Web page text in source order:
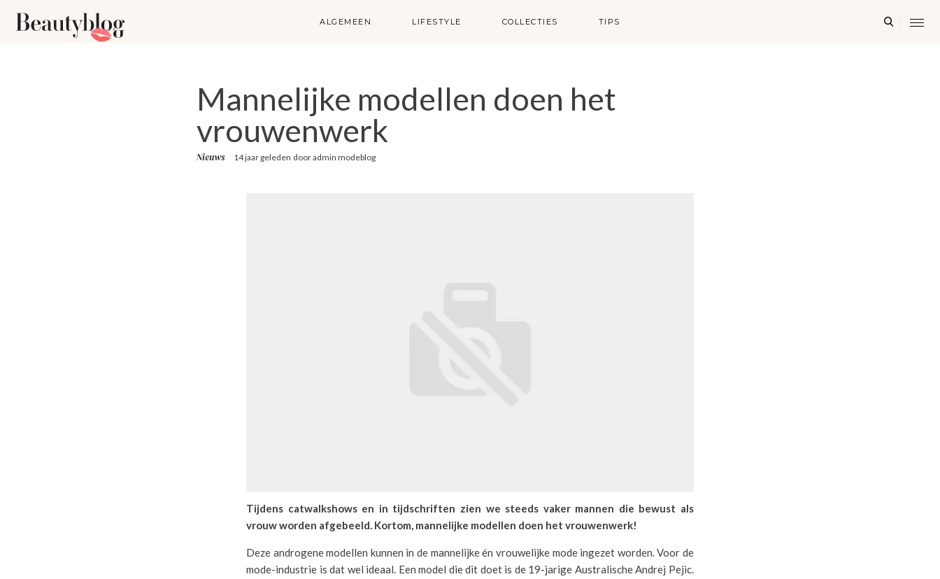
ALGEMEEN LIFESTYLE COLLECTIES TIPS
Mannelijke modellen doen het
vrouwenwerk
Nieuws 14 jaar geleden dooradmin modeblog
Tijdens catwalkshows en in tijdschriften zien we steeds vaker mannen die bewust als
vrouw worden afgebeeld. Kortom, mannelijke modellen doen het vrouwenwerk!
Deze androgene modellen kunnen in de mannelijke én vrouwelijke mode ingezet worden. Voor de
mode-industrie is dat wel ideaal. Een model die dit doet is de 19-jarige Australische Andrej Pejic.